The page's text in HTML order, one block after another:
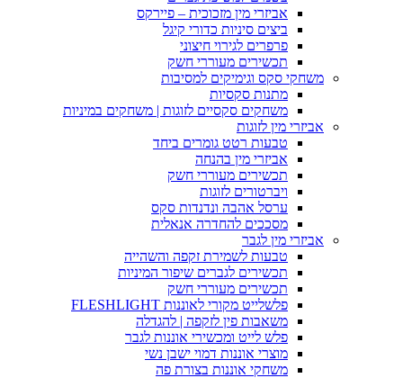
אביזרי מין מזכוכית – פיירקס
ביצים סיניות כדורי קיגל
פרפרים לגירוי חיצוני
תכשירים מעוררי חשק
משחקי סקס וגימיקים למסיבות
מתנות סקסיות
משחקים סקסיים לזוגות | משחקים במיניות
אביזרי מין לזוגות
טבעות רטט גומרים ביחד
אביזרי מין בהנחה
תכשירים מעוררי חשק
ויברטורים לזוגות
ערסל אהבה ונדנדות סקס
מסככים להחדרה אנאלית
אביזרי מין לגבר
טבעות לשמירת זקפה והשהייה
תכשירים לגברים שיפור המיניות
תכשירים מעוררי חשק
פלשלייט מקורי לאוננות FLESHLIGHT
משאבות פין לזקפה | להגדלה
פלש לייט ומכשירי אוננות לגבר
מוצרי אוננות דמוי ישבן נשי
משחקי אוננות בצורת פה